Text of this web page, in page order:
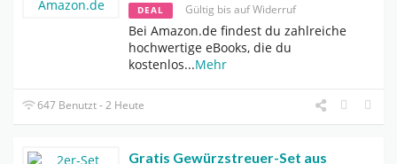
DEAL Gültig bis auf Widerruf
Bei Amazon.de findest du zahlreiche
hochwertige eBooks, die du
kostenlos...Mehr
647 Benutzt - 2 Heute
Gratis Gewürzstreuer-Set aus